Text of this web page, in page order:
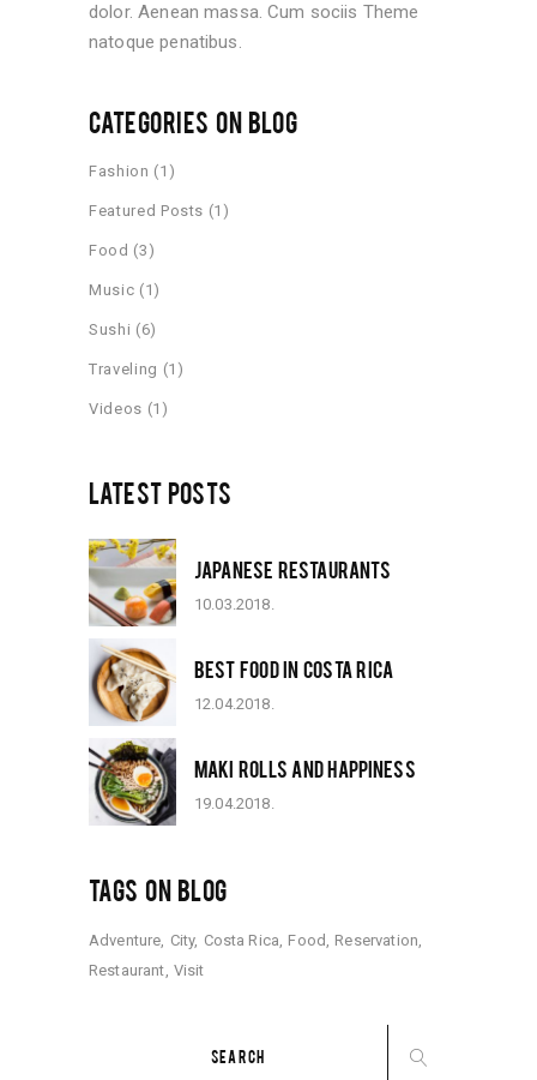
dolor. Aenean massa. Cum sociis Theme
natoque penatibus.
CATEGORIES ON BLOG
Fashion (1)
Featured Posts (1)
Food (3)
Music (1)
Sushi (6)
Traveling (1)
Videos (1)
LATEST POSTS
JAPANESE RESTAURANTS
10.03.2018.
BEST FOOD IN COSTA RICA
12.04.2018.
MAKI ROLLS AND HAPPINESS
19.04.2018.
TAGS ON BLOG
Adventure City Costa Rica Food
Reservation
Restaurant Visit